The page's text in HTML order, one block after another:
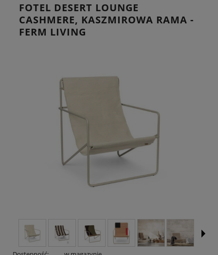
FOTEL DESERT LOUNGE
CASHMERE, KASZMIROWA RAMA -
FERM LIVING